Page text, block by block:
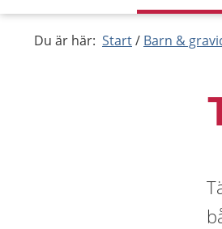
Du är här: Start Barn &